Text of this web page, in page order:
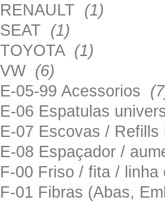
RENAULT (1)
SEAT (1)
TOYOTA (1)
VW (6)
E-05-99 Acessorios
E-06 Espatulas
E-07 Escovas /
E-08 Espaçador /
F-00 Friso / fita /
F-01 Fibras (Abas,